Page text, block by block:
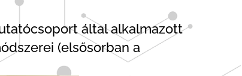
által alkalmazott
(elsősorban a